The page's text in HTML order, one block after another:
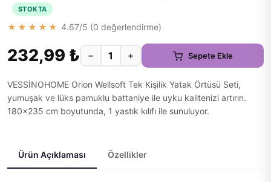
STOKTA
★★★★★ 4.67/5 (0 değerlendirme)
232,99 ₺ − + Sepete Ekle
VESSİNOHOME Orion Wellsoft Tek Kişilik Yatak Örtüsü Seti,
yumuşak ve lüks pamuklu battaniye ile uyku kalitenizi artırın.
180×235 cm boyutunda, 1 yastık kılıfı ile sunuluyor.
Ürün Açıklaması Özellikler